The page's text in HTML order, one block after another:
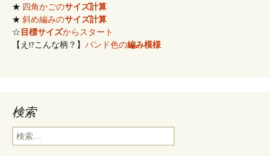
★ 四角かごのサイズ計算
★ 斜め編みのサイズ計算
☆目標サイズからスタート
【え!?こんな柄？】 バンド色の編み模様
検索
検
索: